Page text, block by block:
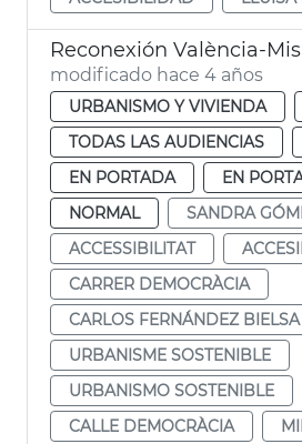
Reconexión València-
modificado hace 4 años
URBANISMO Y VIVIENDA
TODAS LAS AUDIENCIAS
EN PORTADA
EN
NORMAL
SANDRA
ACCESSIBILITAT
CARRER DEMOCRÀCIA
CARLOS FERNÁNDEZ BIELSA
URBANISME SOSTENIBLE
URBANISMO SOSTENIBLE
CALLE DEMOCRÀCIA